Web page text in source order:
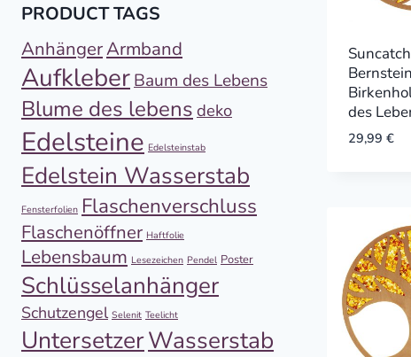
des
29,99€
PRODUCT TAGS
AnhängerArmband
AufkleberBaum des Lebens
Blume des lebensdeko
Edelsteine Edelsteinstab
Edelstein Wasserstab
Fensterfolien Flaschenverschluss
Flaschenöffner Haftfolie
Lebensbaum Lesezeichen Pendel Poster
Schlüsselanhänger
Schutzengel Selenit Teelicht
UntersetzerWasserstab